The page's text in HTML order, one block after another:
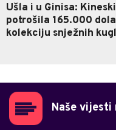
Ušla i u Ginisa:
potrošila 165.000
kolekciju snježnih
Naše vijesti